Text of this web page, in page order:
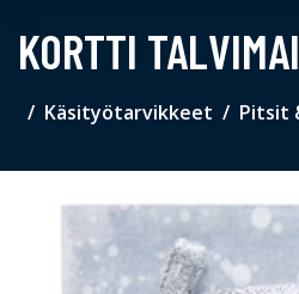
KORTTI
Käsityötarvikkeet Pitsit